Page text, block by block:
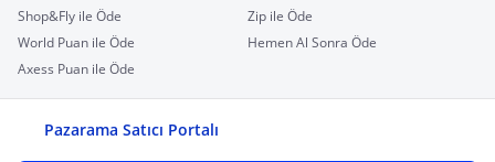
Shop&Fly ile Öde
Zip ile Öde
World Puan ile Öde
Hemen Al Sonra Öde
Axess Puan ile Öde
Pazarama Satıcı Portalı